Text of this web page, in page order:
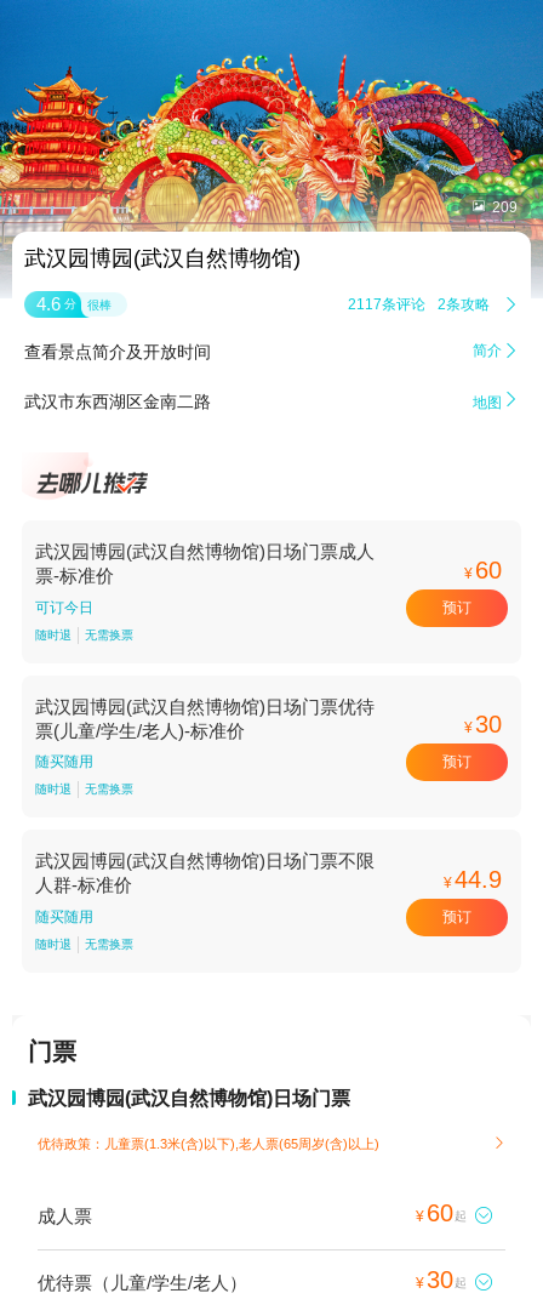
 209
武汉园博园(武汉自然博物馆)
4.6 分 很棒 2117条评论 2条攻略 
查看景点简介及开放时间 简介 
武汉市东西湖区金南二路 地图 
武汉园博园(武汉自然博物馆)日场门票成人
票-标准价
可订今日
随时退 无需换票
¥ 60
预订
武汉园博园(武汉自然博物馆)日场门票优待
票(儿童/学生/老人)-标准价
随买随用
随时退 无需换票
¥30
预订
武汉园博园(武汉自然博物馆)日场门票不限
人群-标准价
随买随用
随时退 无需换票
¥44.9
预订
门票
武汉园博园(武汉自然博物馆)日场门票
优待政策：儿童票(1.3米(含)以下),老人票(65周岁(含)以上) 
成人票 ¥ 60起 
优待票（儿童/学生/老人） ¥30起 